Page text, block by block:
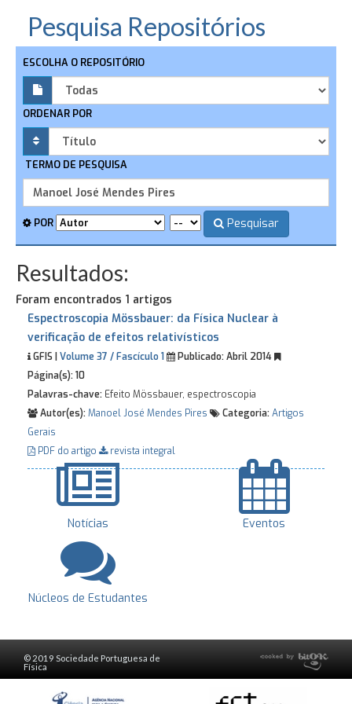
Pesquisa Repositórios
ESCOLHA O REPOSITÓRIO
ORDENAR POR
TERMO DE PESQUISA
POR Pesquisar
Resultados:
Foram encontrados 1 artigos
Espectroscopia Mössbauer: da Física Nuclear à
verificação de efeitos relativísticos
GFIS | Volume 37 / Fascículo 1 Publicado:Abril 2014
Página(s):10
Palavras-chave: Efeito Mössbauer, espectroscopia
Autor(es):Manoel José Mendes Pires Categoria:Artigos
Gerais
PDF do artigo
revista integral
Notícias Eventos
Núcleos de Estudantes
© 2019 Sociedade Portuguesa de
Física